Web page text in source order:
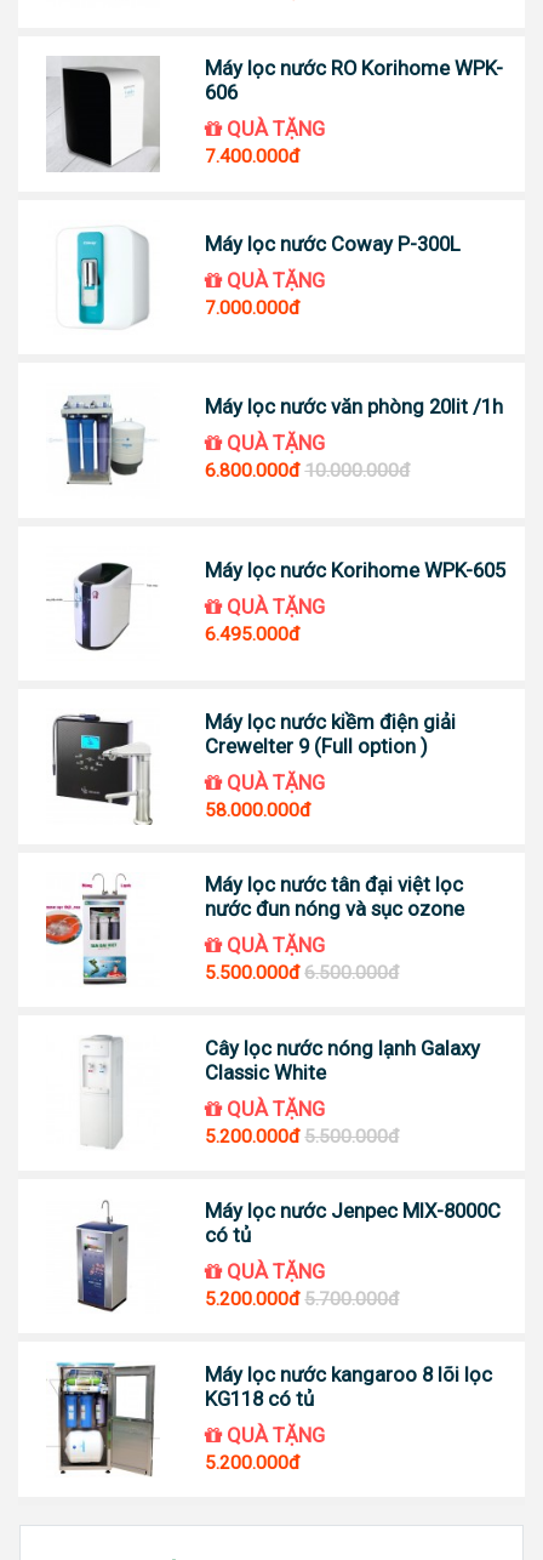
Máy lọc nước RO Korihome WPK-
606
QUÀ TẶNG
7.400.000đ
Máy lọc nước Coway P-300L
QUÀ TẶNG
7.000.000đ
Máy lọc nước văn phòng 20lit /1h
QUÀ TẶNG
6.800.000đ 10.000.000đ
Máy lọc nước Korihome WPK-605
QUÀ TẶNG
6.495.000đ
Máy lọc nước kiềm điện giải
Crewelter 9 (Full option )
QUÀ TẶNG
58.000.000đ
Máy lọc nước tân đại việt lọc
nước đun nóng và sục ozone
QUÀ TẶNG
5.500.000đ 6.500.000đ
Cây lọc nước nóng lạnh Galaxy
Classic White
QUÀ TẶNG
5.200.000đ 5.500.000đ
Máy lọc nước Jenpec MIX-8000C
có tủ
QUÀ TẶNG
5.200.000đ 5.700.000đ
Máy lọc nước kangaroo 8 lõi lọc
KG118 có tủ
QUÀ TẶNG
5.200.000đ